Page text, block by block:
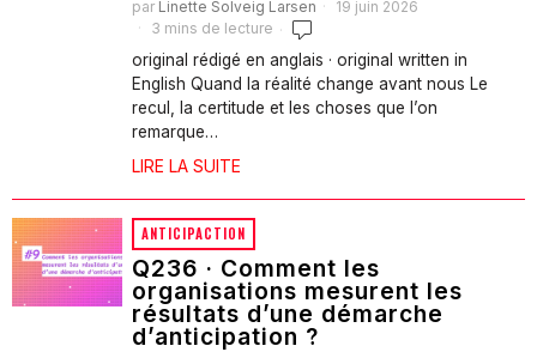
par Linette Solveig Larsen
19 juin 2026
3 mins de lecture
original rédigé en anglais · original written in
English Quand la réalité change avant nous Le
recul, la certitude et les choses que l’on
remarque…
LIRE LA SUITE
ANTICIPACTION
Q236 · Comment les
organisations mesurent les
résultats d’une démarche
d’anticipation ?